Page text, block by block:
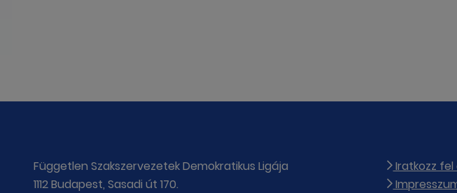
Független Szakszervezetek Demokratikus Ligája
1112 Budapest, Sasadi út 170.
Iratkozz fel